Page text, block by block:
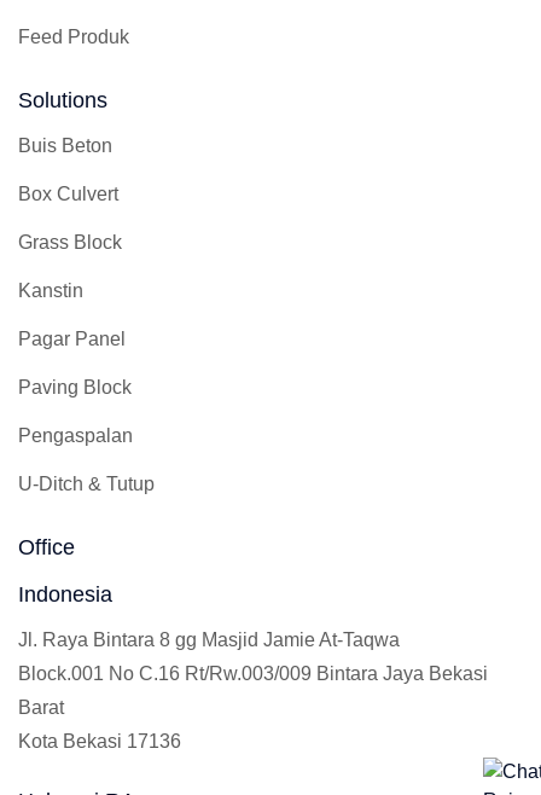
Feed Produk
Solutions
Buis Beton
Box Culvert
Grass Block
Kanstin
Pagar Panel
Paving Block
Pengaspalan
U-Ditch & Tutup
Office
Indonesia
Jl. Raya Bintara 8 gg Masjid Jamie At-Taqwa
Block.001 No C.16 Rt/Rw.003/009 Bintara Jaya Bekasi
Barat
Kota Bekasi 17136